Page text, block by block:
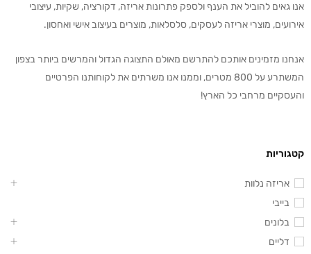
אנו גאים להוביל את הענף ולספק פתרונות אריזה, דקורציה, שקיות, עיצובי
אירועים, מוצרי אריזה לעסקים, סלסלאות, מוצרים בעיצוב אישי ואחסון.
אנחנו מזמינים אותכם להתרשם מאולם התצוגה הגדול והמרשים ביותר בצפון
המשתרע על 800 מטרים, וממנו אנו משרתים את לקוחותנו הפרטיים
והעסקיים מרחבי כל הארץ!
קטגוריות
אריזה נלוות
בייבי
בלונים
דליים